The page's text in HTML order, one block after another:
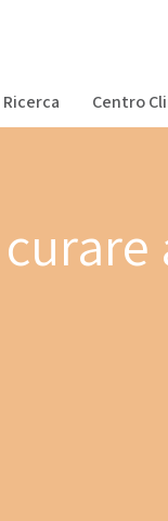
Ricerca Centro